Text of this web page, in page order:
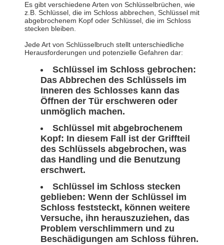
Es gibt verschiedene Arten von Schlüsselbrüchen, wie
z.B. Schlüssel, die im Schloss abbrechen, Schlüssel mit
abgebrochenem Kopf oder Schlüssel, die im Schloss
stecken bleiben.
Jede Art von Schlüsselbruch stellt unterschiedliche
Herausforderungen und potenzielle Gefahren dar:
Schlüssel im Schloss gebrochen:
Das Abbrechen des Schlüssels im
Inneren des Schlosses kann das
Öffnen der Tür erschweren oder
unmöglich machen.
Schlüssel mit abgebrochenem
Kopf: In diesem Fall ist der Griffteil
des Schlüssels abgebrochen, was
das Handling und die Benutzung
erschwert.
Schlüssel im Schloss stecken
geblieben: Wenn der Schlüssel im
Schloss feststeckt, können weitere
Versuche, ihn herauszuziehen, das
Problem verschlimmern und zu
Beschädigungen am Schloss führen.